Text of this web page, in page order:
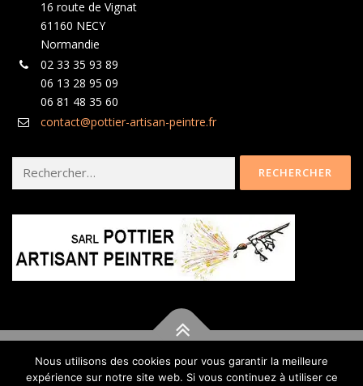
16 route de Vignat
61160 NECY
Normandie
02 33 35 93 89
06 13 28 95 09
06 81 48 35 60
contact@pottier-artisan-peintre.fr
Rechercher :
Nous utilisons des cookies pour vous garantir la meilleure
expérience sur notre site web. Si vous continuez à utiliser ce